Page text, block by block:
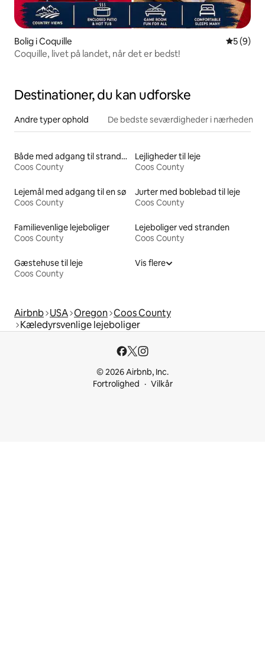
Bolig i Coquille 5 ud af 5
5 (9)
Coquille, livet på landet, når det er bedst!
Destinationer, du kan udforske
Andre typer ophold De bedste seværdigheder i nærheden
Både med adgang til stranden til leje
Coos County
Lejligheder til leje
Coos County
Lejemål med adgang til en sø
Coos County
Jurter med boblebad til leje
Coos County
Familievenlige lejeboliger
Coos County
Lejeboliger ved stranden
Coos County
Gæstehuse til leje
Coos County
Vis flere
Airbnb USA Oregon Coos County
Kæledyrsvenlige lejeboliger
© 2026 Airbnb, Inc.
Fortrolighed
Vilkår